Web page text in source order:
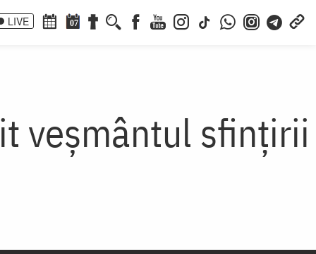
LIVE 07
veșmântul sfințirii